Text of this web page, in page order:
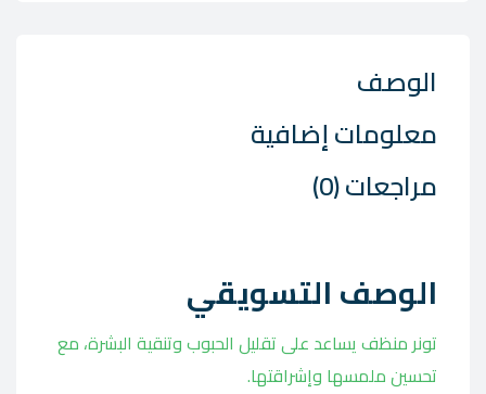
الوصف
معلومات إضافية
مراجعات (0)
الوصف التسويقي
تونر منظف يساعد على تقليل الحبوب وتنقية البشرة، مع
تحسين ملمسها وإشراقتها.